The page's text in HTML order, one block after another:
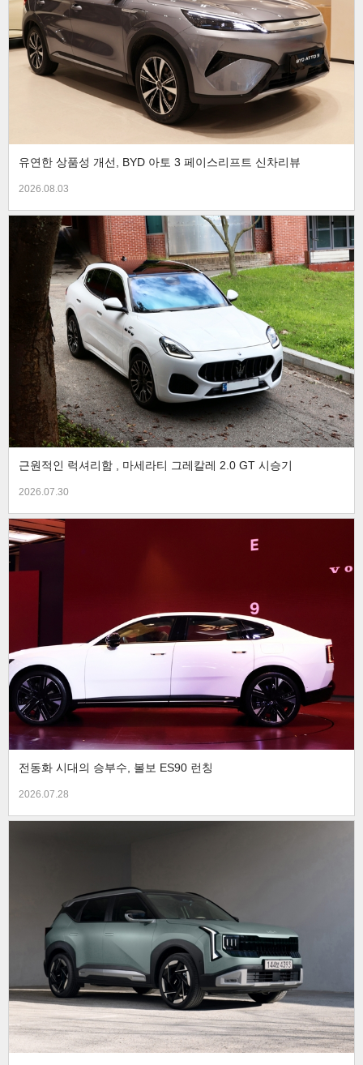
유연한 상품성 개선, BYD 아토 3 페이스리프트 신차리뷰
2026.08.03
근원적인 럭셔리함 , 마세라티 그레칼레 2.0 GT 시승기
2026.07.30
전동화 시대의 승부수, 볼보 ES90 런칭
2026.07.28